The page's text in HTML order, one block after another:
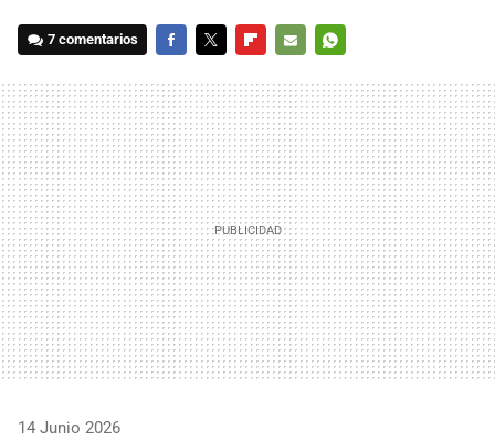
7 comentarios
MAIL
14 Junio 2026